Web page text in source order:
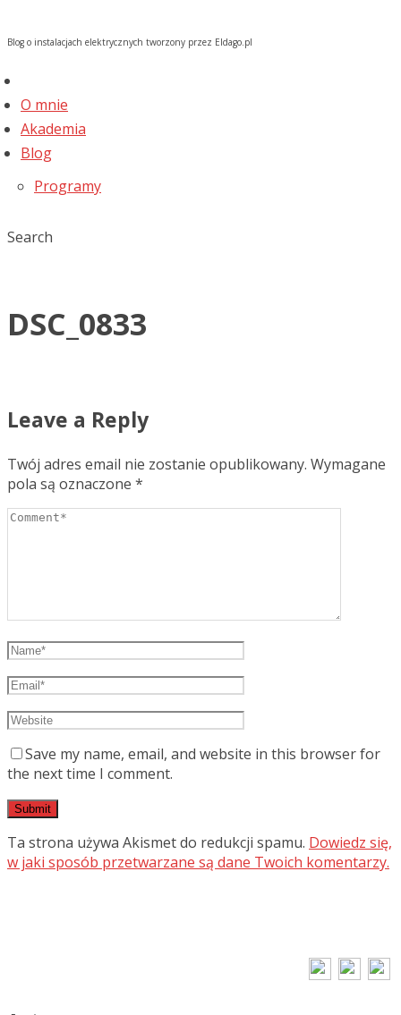
Blog o instalacjach elektrycznych tworzony przez Eldago.pl
O mnie
Akademia
Blog
Programy
Search
DSC_0833
Leave a Reply
Twój adres email nie zostanie opublikowany. Wymagane
pola są oznaczone *
Save my name, email, and website in this browser for
the next time I comment.
Ta strona używa Akismet do redukcji spamu. Dowiedz się,
w jaki sposób przetwarzane są dane Twoich komentarzy.